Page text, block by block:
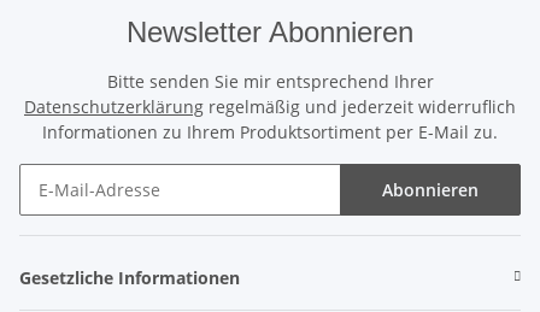
Newsletter Abonnieren
Bitte senden Sie mir entsprechend Ihrer
Datenschutzerklärung regelmäßig und jederzeit widerruflich
Informationen zu Ihrem Produktsortiment per E-Mail zu.
Abonnieren
Gesetzliche Informationen